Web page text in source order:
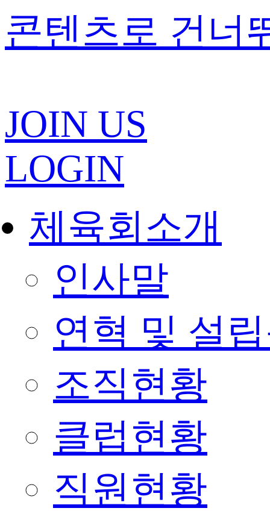
콘텐츠로 건너
JOIN US
LOGIN
체육회소개
인사말
연혁 및 설
조직현황
클럽현황
직원현황